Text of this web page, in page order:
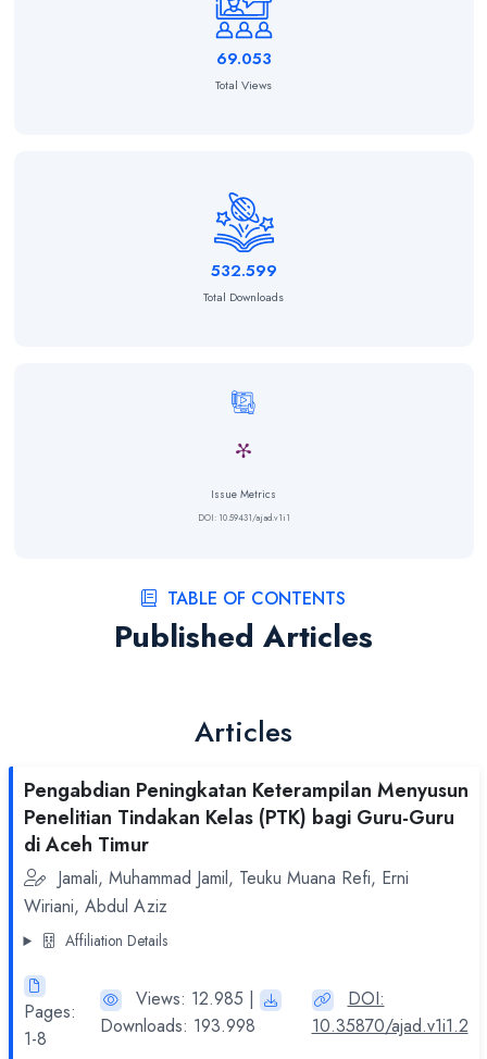
69.053
Total Views
532.599
Total Downloads
Issue Metrics
DOI: 10.59431/ajad.v1i1
TABLE OF CONTENTS
Published Articles
Articles
Pengabdian Peningkatan Keterampilan Menyusun
Penelitian Tindakan Kelas (PTK) bagi Guru-Guru
di Aceh Timur
Jamali, Muhammad Jamil, Teuku Muana Refi, Erni
Wiriani, Abdul Aziz
Affiliation Details
Pages:
1-8
Views: 12.985 |
Downloads: 193.998
DOI:
10.35870/ajad.v1i1.2